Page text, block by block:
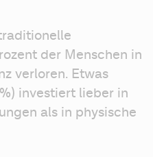
der Menschen in
verloren. Etwas
investiert lieber in
als in physische